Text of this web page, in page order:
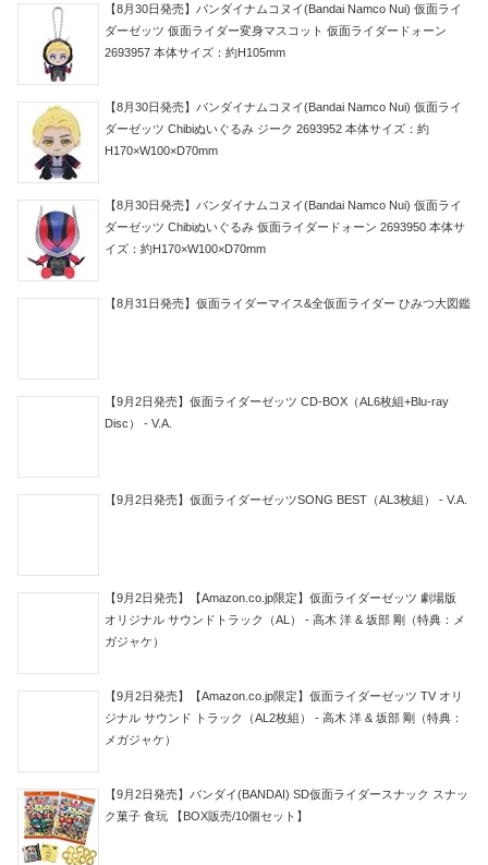
【8月30日発売】バンダイナムコヌイ(Bandai Namco Nui) 仮面ライ
ダーゼッツ 仮面ライダー変身マスコット 仮面ライダードォーン
2693957 本体サイズ：約H105mm
【8月30日発売】バンダイナムコヌイ(Bandai Namco Nui) 仮面ライ
ダーゼッツ Chibiぬいぐるみ ジーク 2693952 本体サイズ：約
H170×W100×D70mm
【8月30日発売】バンダイナムコヌイ(Bandai Namco Nui) 仮面ライ
ダーゼッツ Chibiぬいぐるみ 仮面ライダードォーン 2693950 本体サ
イズ：約H170×W100×D70mm
【8月31日発売】仮面ライダーマイス&全仮面ライダー ひみつ大図鑑
【9月2日発売】仮面ライダーゼッツ CD-BOX（AL6枚組+Blu-ray
Disc） - V.A.
【9月2日発売】仮面ライダーゼッツSONG BEST（AL3枚組） - V.A.
【9月2日発売】【Amazon.co.jp限定】仮面ライダーゼッツ 劇場版
オリジナル サウンドトラック（AL） - 高木 洋 & 坂部 剛（特典：メ
ガジャケ）
【9月2日発売】【Amazon.co.jp限定】仮面ライダーゼッツ TV オリ
ジナル サウンド トラック（AL2枚組） - 高木 洋 & 坂部 剛（特典：
メガジャケ）
【9月2日発売】バンダイ(BANDAI) SD仮面ライダースナック スナッ
ク菓子 食玩 【BOX販売/10個セット】